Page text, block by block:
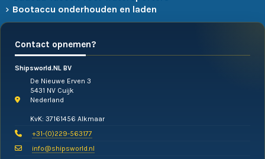
Bootaccu onderhouden en laden
Contact opnemen?
Shipsworld.NL BV
De Nieuwe Erven 3
5431 NV Cuijk
Nederland
KvK: 37161456 Alkmaar
+31-(0)229-563177
info@shipsworld.nl